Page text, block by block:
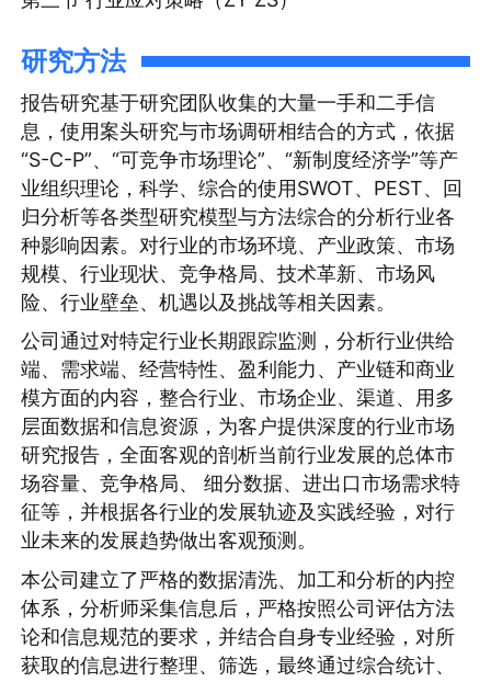
研究方法
报告研究基于研究团队收集的大量一手和二手信
息，使用案头研究与市场调研相结合的方式，依据
“S-C-P”、“可竞争市场理论”、“新制度经济学”等产
业组织理论，科学、综合的使用SWOT、PEST、回
归分析等各类型研究模型与方法综合的分析行业各
种影响因素。对行业的市场环境、产业政策、市场
规模、行业现状、竞争格局、技术革新、市场风
险、行业壁垒、机遇以及挑战等相关因素。
公司通过对特定行业长期跟踪监测，分析行业供给
端、需求端、经营特性、盈利能力、产业链和商业
模方面的内容，整合行业、市场企业、渠道、用多
层面数据和信息资源，为客户提供深度的行业市场
研究报告，全面客观的剖析当前行业发展的总体市
场容量、竞争格局、 细分数据、进出口市场需求特
征等，并根据各行业的发展轨迹及实践经验，对行
业未来的发展趋势做出客观预测。
本公司建立了严格的数据清洗、加工和分析的内控
体系，分析师采集信息后，严格按照公司评估方法
论和信息规范的要求，并结合自身专业经验，对所
获取的信息进行整理、筛选，最终通过综合统计、